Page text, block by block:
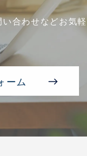
合わせなどお気
ーム